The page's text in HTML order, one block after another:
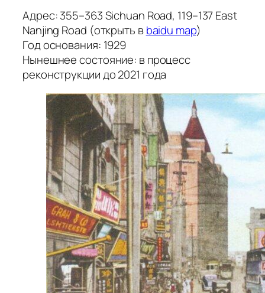
Адрес: 355–363 Sichuan Road, 119–137 East
Nanjing Road (открыть вbaidu map)
Год основания: 1929
Нынешнее состояние: в процесс
реконструкции до 2021 года